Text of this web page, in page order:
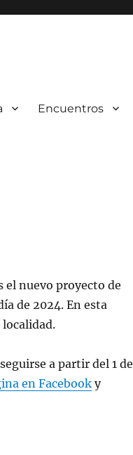
Encuentros
el nuevo proyecto de
de 2024. En esta
a partir del 1 de
en Facebooky